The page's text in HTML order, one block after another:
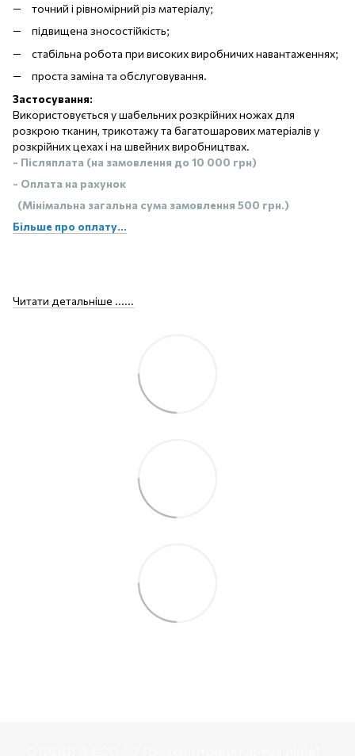
точний і рівномірний різ матеріалу;
підвищена зносостійкість;
стабільна робота при високих виробничих навантаженнях;
проста заміна та обслуговування.
Застосування:
Використовується у шабельних розкрійних ножах для
розкрою тканин, трикотажу та багатошарових матеріалів у
розкрійних цехах і на швейних виробництвах.
- Післяплата (на замовлення до 10 000 грн)
- Оплата на рахунок
(Мінімальна загальна сума замовлення 500 грн.)
Більше про оплату...
Читати детальніше ......